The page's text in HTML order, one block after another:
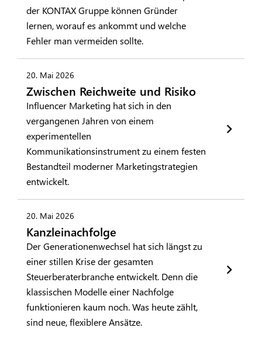
der KONTAX Gruppe können Gründer
lernen, worauf es ankommt und welche
Fehler man vermeiden sollte.
20. Mai 2026
Zwischen Reichweite und Risiko
Influencer Marketing hat sich in den
vergangenen Jahren von einem
experimentellen
Kommunikationsinstrument zu einem festen
Bestandteil moderner Marketingstrategien
entwickelt.
20. Mai 2026
Kanzleinachfolge
Der Generationenwechsel hat sich längst zu
einer stillen Krise der gesamten
Steuerberaterbranche entwickelt. Denn die
klassischen Modelle einer Nachfolge
funktionieren kaum noch. Was heute zählt,
sind neue, flexiblere Ansätze.